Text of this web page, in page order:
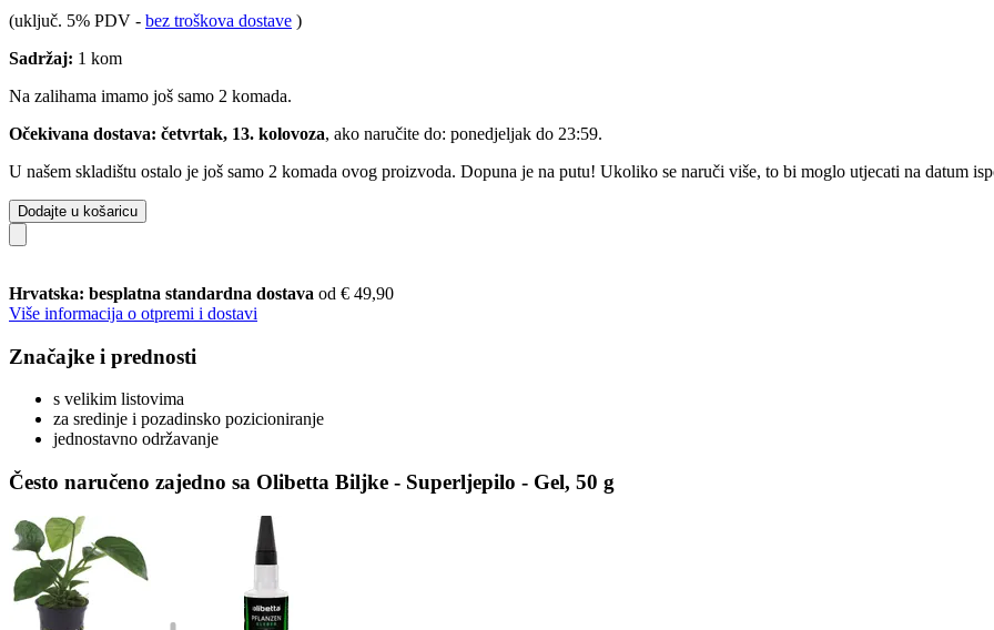
(uključ. 5% PDV - bez troškova dostave )
Sadržaj: 1 kom
Na zalihama imamo još samo 2 komada.
Očekivana dostava: četvrtak, 13. kolovoza, ako naručite do: ponedjeljak do 23:59.
U našem skladištu ostalo je još samo 2 komada ovog proizvoda. Dopuna je na putu! Ukoliko se naruči više, to bi moglo utjecati na datum
Dodajte u košaricu
Hrvatska: besplatna standardna dostava od € 49,90
Više informacija o otpremi i dostavi
Značajke i prednosti
s velikim listovima
za sredinje i pozadinsko pozicioniranje
jednostavno održavanje
Često naručeno zajedno sa Olibetta Biljke - Superljepilo - Gel, 50 g